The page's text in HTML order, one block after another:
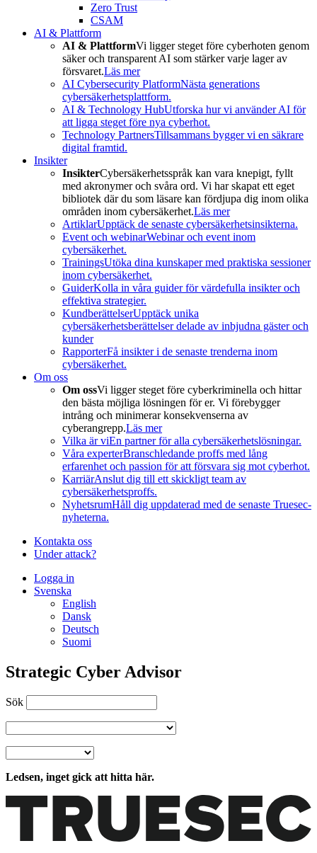
Zero Trust
CSAM
AI & Plattform
AI & PlattformVi ligger steget före cyberhoten genom
säker och transparent AI som stärker varje lager av
försvaret.Läs mer
AI Cybersecurity PlatformNästa generations
cybersäkerhetsplattform.
AI & Technology HubUtforska hur vi använder AI för
att ligga steget före nya cyberhot.
Technology PartnersTillsammans bygger vi en säkrare
digital framtid.
Insikter
InsikterCybersäkerhetsspråk kan vara knepigt, fyllt
med akronymer och svåra ord. Vi har skapat ett eget
bibliotek där du som läsare kan fördjupa dig inom olika
områden inom cybersäkerhet.Läs mer
ArtiklarUpptäck de senaste cybersäkerhetsinsikterna.
Event och webinarWebinar och event inom
cybersäkerhet.
TrainingsUtöka dina kunskaper med praktiska sessioner
inom cybersäkerhet.
GuiderKolla in våra guider för värdefulla insikter och
effektiva strategier.
KundberättelserUpptäck unika
cybersäkerhetsberättelser delade av inbjudna gäster och
kunder
RapporterFå insikter i de senaste trenderna inom
cybersäkerhet.
Om oss
Om ossVi ligger steget före cyberkriminella och hittar
den bästa möjliga lösningen för er. Vi förebygger
intrång och minimerar konsekvenserna av
cyberangrepp.Läs mer
Vilka är viEn partner för alla cybersäkerhetslösningar.
Våra experterBranschledande proffs med lång
erfarenhet och passion för att försvara sig mot cyberhot.
KarriärAnslut dig till ett skickligt team av
cybersäkerhetsproffs.
NyhetsrumHåll dig uppdaterad med de senaste Truesec-
nyheterna.
Kontakta oss
Under attack?
Logga in
Svenska
English
Dansk
Deutsch
Suomi
Strategic Cyber Advisor
Sök
Ledsen, inget gick att hitta här.